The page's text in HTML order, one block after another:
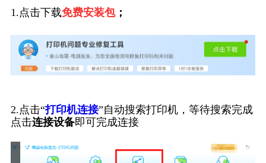
1.点击下载免费安装包；
2.点击“打印机连接”自动搜索打印机，等待搜索完成
点击连接设备即可完成连接